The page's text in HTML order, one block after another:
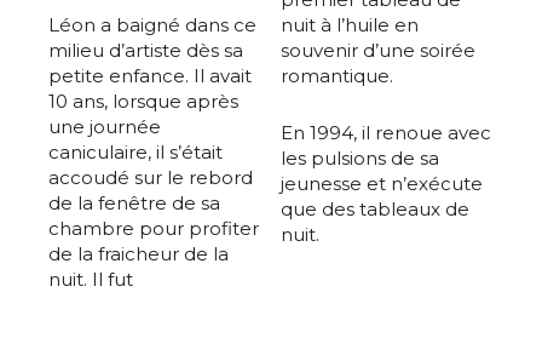
Léon a baigné dans ce
milieu d’artiste dès sa
petite enfance. Il avait
10 ans, lorsque après
une journée
caniculaire, il s’était
accoudé sur le rebord
de la fenêtre de sa
chambre pour profiter
de la fraicheur de la
nuit. Il fut
nuit à l’huile en
souvenir d’une soirée
romantique.
En 1994, il renoue avec
les pulsions de sa
jeunesse et n’exécute
que des tableaux de
nuit.